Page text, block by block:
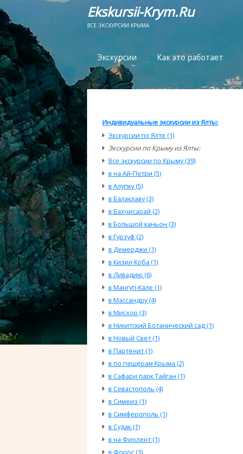
Ekskursii-Krym.Ru
ВСЕ ЭКСКУРСИИ КРЫМА
Экскурсии Как это работает
Индивидуальные экскурсии из Ялты:
Экскурсии по Ялте (1)
Экскурсии по Крыму из Ялты:
Все экскурсии по Крыму (39)
в на Ай-Петри (5)
в Алупку (5)
в Балаклаву (3)
в Бахчисарай (2)
в Большой каньон (3)
в Гурзуф (2)
в Демерджи (1)
в Кизил-Коба (1)
в Ливадию (6)
в Мангуп-Кале (1)
в Массандру (4)
в Мисхор (3)
в Никитский Ботанический сад (1)
в Новый Свет (1)
в Партенит (1)
в по пещерам Крыма (2)
в Сафари парк Тайган (1)
в Севастополь (4)
в Симеиз (1)
в Симферополь (1)
в Судак (1)
в на Фиолент (1)
в Форос (3)